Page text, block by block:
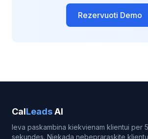
Rezervuoti Demo
CalLeadsAI
Ieva paskambina kiekvienam klientui per 5
sekundes. Niekada nebepraraskite